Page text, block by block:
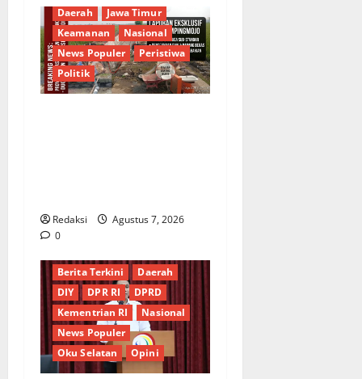
Daerah
Jawa Timur
Keamanan
Nasional
News Populer
Peristiwa
Politik
Redaksi
Agustus 7, 2026
0
Berita Terkini
Daerah
DIY
DPR RI
DPRD
Kementrian RI
Nasional
News Populer
Oku Selatan
Opini